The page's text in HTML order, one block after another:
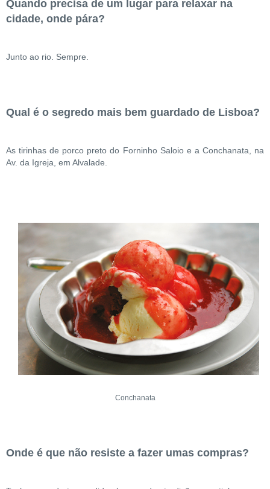
Quando precisa de um lugar para relaxar na
cidade, onde pára?
Junto ao rio. Sempre.
Qual é o segredo mais bem guardado de Lisboa?
As tirinhas de porco preto do Forninho Saloio e a Conchanata, na
Av. da Igreja, em Alvalade.
Conchanata
Onde é que não resiste a fazer umas compras?